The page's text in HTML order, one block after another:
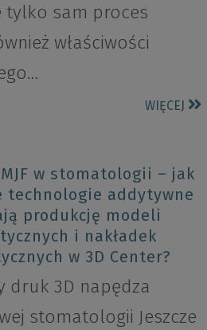
tylko sam proces
właściwości
WIĘCEJ
w stomatologii – jak
technologie addytywne
produkcję modeli
i nakładek
w 3D Center?
druk 3D napędza
stomatologii Jeszcze